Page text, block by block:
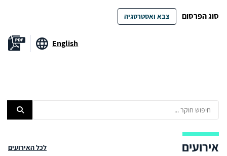
סוג הפרסום צבא ואסטרטגיה
English
אירועים לכל האירועים